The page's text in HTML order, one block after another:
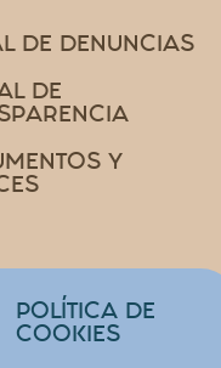
DE DENUNCIAS
DE
Y
POLÍTICA DE
COOKIES